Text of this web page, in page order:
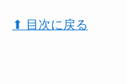
⬆︎ 目次に戻る